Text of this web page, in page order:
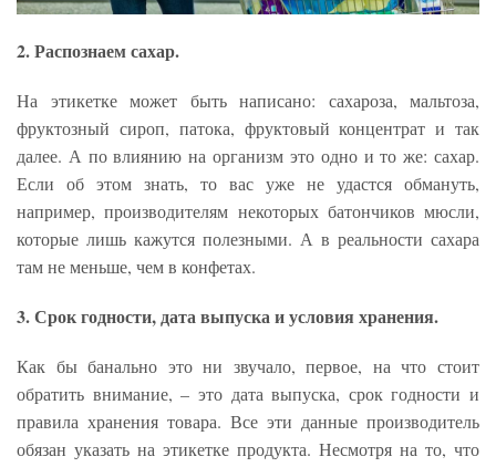
2. Распознаем сахар.
На этикетке может быть написано: сахароза, мальтоза,
фруктозный сироп, патока, фруктовый концентрат и так
далее. А по влиянию на организм это одно и то же: сахар.
Если об этом знать, то вас уже не удастся обмануть,
например, производителям некоторых батончиков мюсли,
которые лишь кажутся полезными. А в реальности сахара
там не меньше, чем в конфетах.
3. Срок годности, дата выпуска и условия хранения.
Как бы банально это ни звучало, первое, на что стоит
обратить внимание, – это дата выпуска, срок годности и
правила хранения товара. Все эти данные производитель
обязан указать на этикетке продукта. Несмотря на то, что